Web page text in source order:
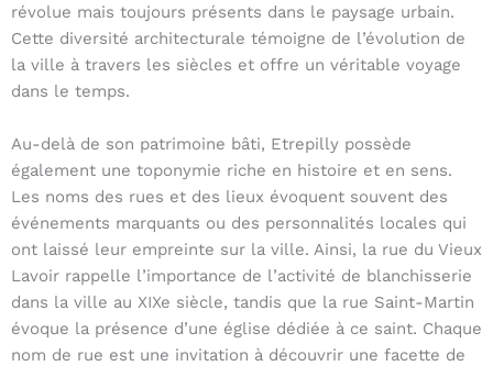
révolue mais toujours présents dans le paysage urbain.
Cette diversité architecturale témoigne de l’évolution de
la ville à travers les siècles et offre un véritable voyage
dans le temps.
Au-delà de son patrimoine bâti, Etrepilly possède
également une toponymie riche en histoire et en sens.
Les noms des rues et des lieux évoquent souvent des
événements marquants ou des personnalités locales qui
ont laissé leur empreinte sur la ville. Ainsi, la rue du Vieux
Lavoir rappelle l’importance de l’activité de blanchisserie
dans la ville au XIXe siècle, tandis que la rue Saint-Martin
évoque la présence d’une église dédiée à ce saint. Chaque
nom de rue est une invitation à découvrir une facette de